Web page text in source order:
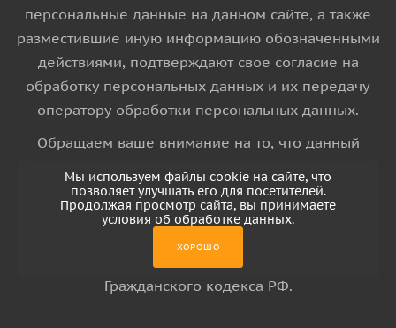
персональные данные на данном сайте, а также
разместившие иную информацию обозначенными
действиями, подтверждают свое согласие на
обработку персональных данных и их передачу
оператору обработки персональных данных.
Обращаем ваше внимание на то, что данный
информационный характер и ни при каких
условиях информационные материалы и цены,
Гражданского кодекса РФ.
Мы используем файлы cookie на сайте, что
позволяет улучшать его для посетителей.
Продолжая просмотр сайта, вы принимаете
условия об обработке данных.
ХОРОШО